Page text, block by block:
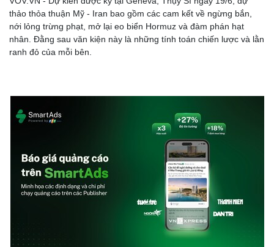
thảo thỏa thuận Mỹ - Iran bao gồm các cam kết về ngừng bắn,
nới lỏng trừng phạt, mở lại eo biển Hormuz và đàm phán hạt
nhân. Đằng sau văn kiện này là những tính toán chiến lược và lằn
ranh đỏ của mỗi bên.